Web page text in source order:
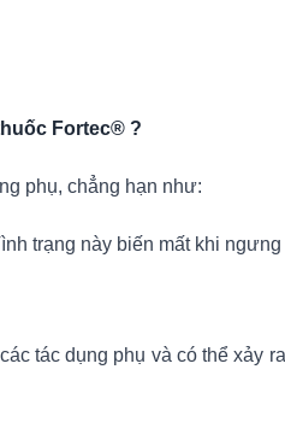
Fortec® ?
phụ, chẳng hạn như:
trạng này biến mất khi
tác dụng phụ và có thể xảy